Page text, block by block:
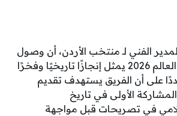
الفني لـ منتخب الأردن، أن وصول
النشامى إلى كأس العالم 2026 يمثل إنجازًا تاريخيًا وفخرًا
على أن الفريق يستهدف تقديم
الأولى في تاريخ
في تصريحات قبل مواجهة